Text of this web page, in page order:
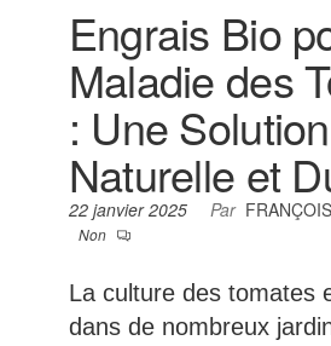
Engrais Bio
Maladie des
: Une Solution
Naturelle et
22 janvier 2025 Par
Non
La culture des tomates
dans de nombreux